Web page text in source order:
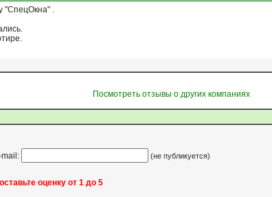
"СпецОкна" .
Посмотреть отзывы о других компаниях
mail:
(не публикуется)
оценку от 1 до 5